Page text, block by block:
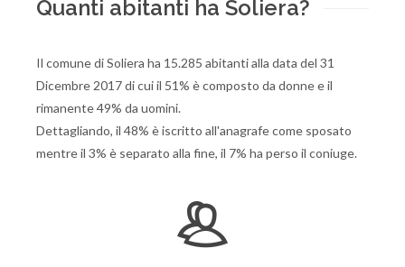
Quanti abitanti ha Soliera?
Il comune di Soliera ha 15.285 abitanti alla data del 31
Dicembre 2017 di cui il 51% è composto da donne e il
rimanente 49% da uomini.
Dettagliando, il 48% è iscritto all'anagrafe come sposato
mentre il 3% è separato alla fine, il 7% ha perso il coniuge.